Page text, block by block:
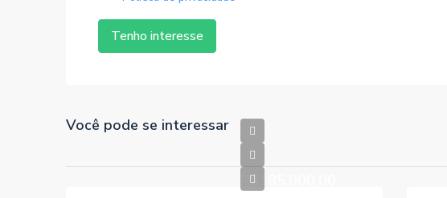
Tenho interesse
Você pode se interessar
R$185.000,00